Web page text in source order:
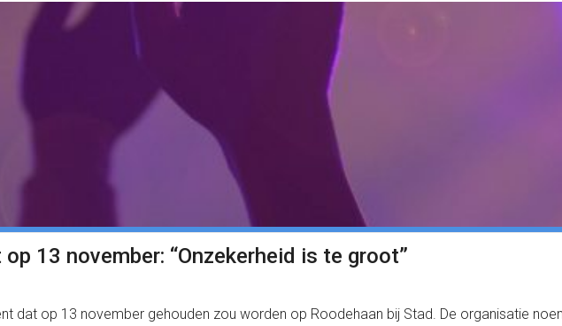
13 november: “Onzekerheid is te groot”
dat op 13 november gehouden zou worden op Roodehaan bij Stad. De organisatie